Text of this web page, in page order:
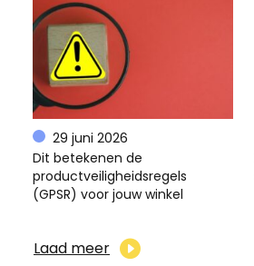
29 juni 2026
Dit betekenen de
productveiligheidsregels
(GPSR) voor jouw winkel
Laad meer